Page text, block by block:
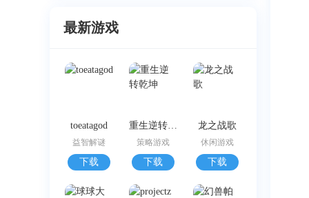
最新游戏
toeatagod
益智解谜
下载
重生逆转乾坤
策略游戏
下载
龙之战歌
休闲游戏
下载